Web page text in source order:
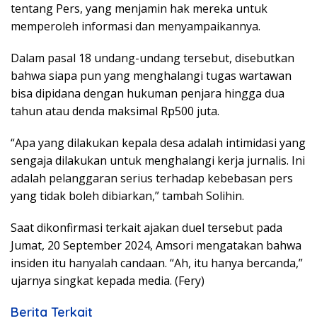
tentang Pers, yang menjamin hak mereka untuk
memperoleh informasi dan menyampaikannya.
Dalam pasal 18 undang-undang tersebut, disebutkan
bahwa siapa pun yang menghalangi tugas wartawan
bisa dipidana dengan hukuman penjara hingga dua
tahun atau denda maksimal Rp500 juta.
“Apa yang dilakukan kepala desa adalah intimidasi yang
sengaja dilakukan untuk menghalangi kerja jurnalis. Ini
adalah pelanggaran serius terhadap kebebasan pers
yang tidak boleh dibiarkan,” tambah Solihin.
Saat dikonfirmasi terkait ajakan duel tersebut pada
Jumat, 20 September 2024, Amsori mengatakan bahwa
insiden itu hanyalah candaan. “Ah, itu hanya bercanda,”
ujarnya singkat kepada media. (Fery)
Berita Terkait